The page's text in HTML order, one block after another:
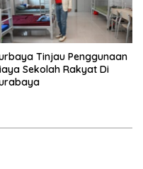
Tinjau Penggunaan
Sekolah Rakyat Di